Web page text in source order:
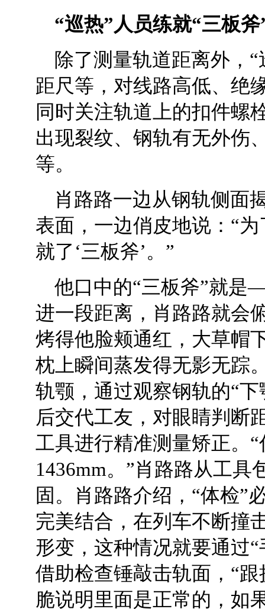
“巡热”人员练就“三板斧
除了测量轨道距离外，
距尺等，对线路高低、绝
同时关注轨道上的扣件螺
出现裂纹、钢轨有无外伤
等。
肖路路一边从钢轨侧面
表面，一边俏皮地说：“
就了‘三板斧’。”
他口中的“三板斧”就
进一段距离，肖路路就会
烤得他脸颊通红，大草帽
枕上瞬间蒸发得无影无踪
轨颚，通过观察钢轨的“
后交代工友，对眼睛判断
工具进行精准测量矫正。
1436mm。”肖路路从工
固。肖路路介绍，“体检”
完美结合，在列车不断撞
形变，这种情况就要通过
借助检查锤敲击轨面，“
脆说明里面是正常的，如